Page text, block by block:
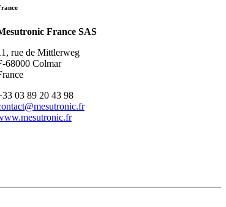
France SAS
rue de Mittlerweg
68000 Colmar
03 89 20 43 98